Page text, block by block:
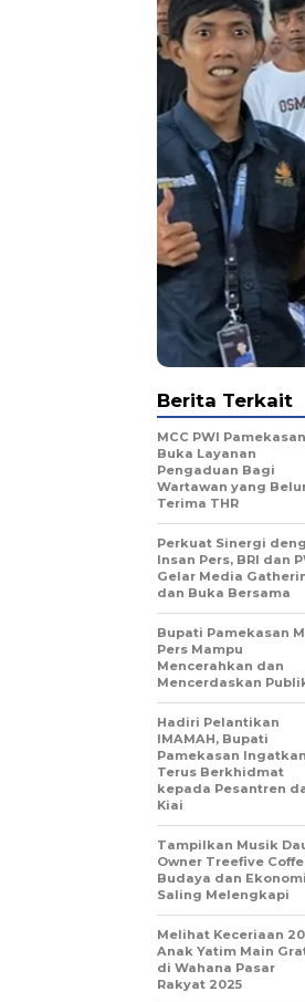
Berita Terkait
MCC PWI Pamekasan
Buka Layanan
Pengaduan Bagi
Wartawan yang
Terima THR
Perkuat Sinergi
Insan Pers, BRI dan
Gelar Media
dan Buka Bersama
Bupati Pamekasan
Pers Mampu
Mencerahkan dan
Mencerdaskan
Hadiri Pelantikan
IMAMAH, Bupati
Pamekasan Ingatkan
Terus Berkhidmat
kepada Pesantren
Kiai
Tampilkan Musik
Owner Treefive
Budaya dan Ekonomi
Saling Melengkapi
Melihat Keceriaan
Anak Yatim Main
di Wahana Pasar
Rakyat 2025